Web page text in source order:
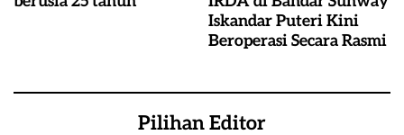
Iskandar Puteri Kini
Beroperasi Secara Rasmi
Pilihan Editor